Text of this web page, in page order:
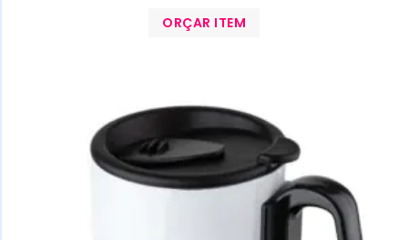
ORÇAR ITEM